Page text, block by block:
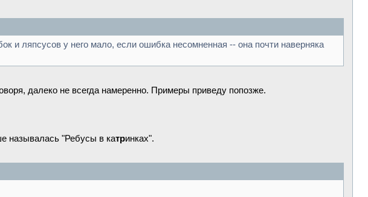
и ляпсусов у него мало, если ошибка несомненная -- она почти наверняка
далеко не всегда намеренно. Примеры приведу попозже.
называлась "Ребусы в катринках".